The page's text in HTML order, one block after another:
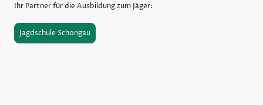
Ihr Partner für die Ausbildung zum Jäger:
Jagdschule Schongau